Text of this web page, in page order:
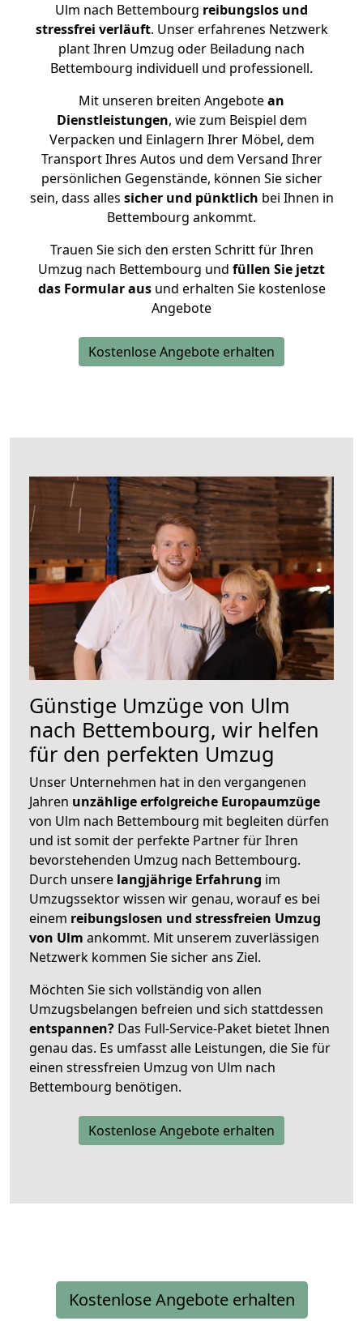
Ulm nach Bettembourg reibungslos und
stressfrei verläuft. Unser erfahrenes Netzwerk
plant Ihren Umzug oder Beiladung nach
Bettembourg individuell und professionell.
Mit unseren breiten Angebotean
Dienstleistungen, wie zum Beispiel dem
Verpacken und Einlagern Ihrer Möbel, dem
Transport Ihres Autos und dem Versand Ihrer
persönlichen Gegenstände, können Sie sicher
sein, dass alles sicher und pünktlich bei Ihnen in
Bettembourg ankommt.
Trauen Sie sich den ersten Schritt für Ihren
Umzug nach Bettembourg und füllen Sie jetzt
das Formular ausund erhalten Sie kostenlose
Angebote
Kostenlose Angebote erhalten
Günstige Umzüge von Ulm
nach Bettembourg, wir helfen
für den perfekten Umzug
Unser Unternehmen hat in den vergangenen
Jahren unzählige erfolgreiche Europaumzüge
von Ulm nach Bettembourg mit begleiten dürfen
und ist somit der perfekte Partner für Ihren
bevorstehenden Umzug nach Bettembourg.
Durch unsere langjährige Erfahrung im
Umzugssektor wissen wir genau, worauf es bei
einem reibungslosen und stressfreien Umzug
von Ulm ankommt. Mit unserem zuverlässigen
Netzwerk kommen Sie sicher ans Ziel.
Möchten Sie sich vollständig von allen
Umzugsbelangen befreien und sich stattdessen
entspannen? Das Full-Service-Paket bietet Ihnen
genau das. Es umfasst alle Leistungen, die Sie für
einen stressfreien Umzug von Ulm nach
Bettembourg benötigen.
Kostenlose Angebote erhalten
Kostenlose Angebote erhalten